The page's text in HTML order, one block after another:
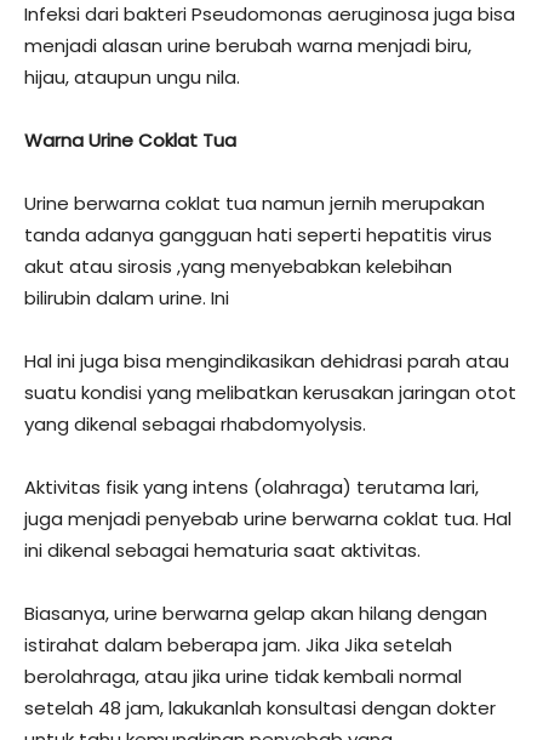
Infeksi dari bakteri Pseudomonas aeruginosa juga bisa
menjadi alasan urine berubah warna menjadi biru,
hijau, ataupun ungu nila.
Warna Urine Coklat Tua
Urine berwarna coklat tua namun jernih merupakan
tanda adanya gangguan hati seperti hepatitis virus
akut atau sirosis ,yang menyebabkan kelebihan
bilirubin dalam urine. Ini
Hal ini juga bisa mengindikasikan dehidrasi parah atau
suatu kondisi yang melibatkan kerusakan jaringan otot
yang dikenal sebagai rhabdomyolysis.
Aktivitas fisik yang intens (olahraga) terutama lari,
juga menjadi penyebab urine berwarna coklat tua. Hal
ini dikenal sebagai hematuria saat aktivitas.
Biasanya, urine berwarna gelap akan hilang dengan
istirahat dalam beberapa jam. Jika Jika setelah
berolahraga, atau jika urine tidak kembali normal
setelah 48 jam, lakukanlah konsultasi dengan dokter